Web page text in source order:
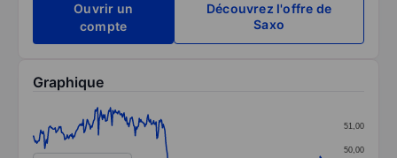
Ouvrir un
compte
Découvrez l'offre de
Saxo
Graphique
Line chart with 384 data points.
50,00
51,00